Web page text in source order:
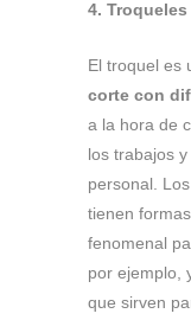
4. Troqueles
El troquel es
corte con
a la hora de
los trabajos
personal.
tienen
fenomenal
por ejemplo,
que sirven